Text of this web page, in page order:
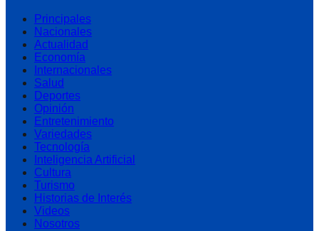
Principales
Nacionales
Actualidad
Economía
Internacionales
Salud
Deportes
Opinión
Entretenimiento
Variedades
Tecnología
Inteligencia Artificial
Cultura
Turismo
Historias de Interés
Videos
Nosotros